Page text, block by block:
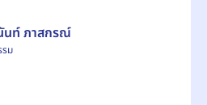
ท์ ภาสกรณ์
ม